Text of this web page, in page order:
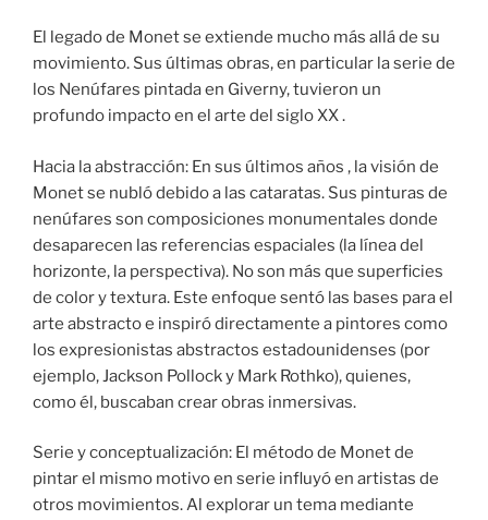
El legado de Monet se extiende mucho más allá de su
movimiento. Sus últimas obras, en particular la serie de
los Nenúfares pintada en Giverny, tuvieron un
profundo impacto en el arte del siglo XX .
Hacia la abstracción: En sus últimos años , la visión de
Monet se nubló debido a las cataratas. Sus pinturas de
nenúfares son composiciones monumentales donde
desaparecen las referencias espaciales (la línea del
horizonte, la perspectiva). No son más que superficies
de color y textura. Este enfoque sentó las bases para el
arte abstracto e inspiró directamente a pintores como
los expresionistas abstractos estadounidenses (por
ejemplo, Jackson Pollock y Mark Rothko), quienes,
como él, buscaban crear obras inmersivas.
Serie y conceptualización: El método de Monet de
pintar el mismo motivo en serie influyó en artistas de
otros movimientos. Al explorar un tema mediante